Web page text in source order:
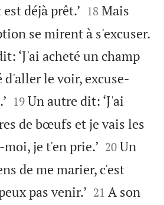
déjà prêt.’ 

18 Mais
se mirent à s'excuser.
‘J'ai acheté un champ
d'aller le voir, excuse-


19 Un autre dit: ‘J'ai
de bœufs et je vais les
moi, je t'en prie.’ 

20 Un
de me marier, c'est
pas venir.’ 

21 A son